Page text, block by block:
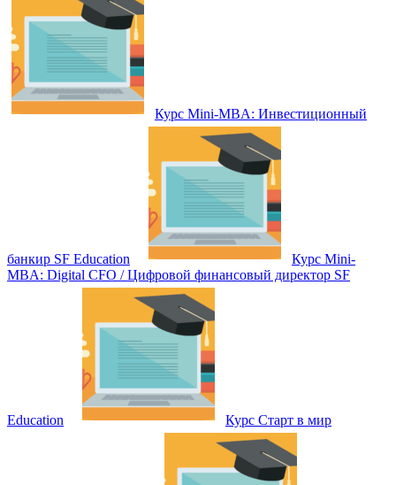
Курс Mini-MBA: Инвестиционный
банкир SF Education
Курс Mini-
MBA: Digital CFO / Цифровой финансовый директор SF
Education Курс Старт в мир